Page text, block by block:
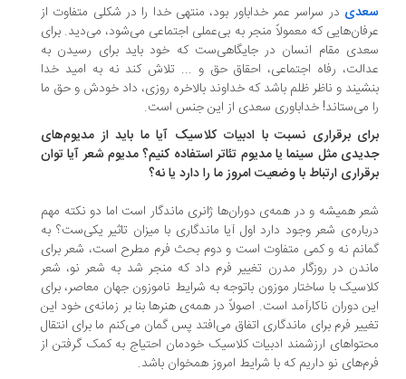
در سراسر عمر خداباور بود، منتهی خدا را در شکلی متفاوت از
که معمولاً منجر به بی‌عملی اجتماعی می‌شود، می‌دید. برای
مقام انسان در جایگاهی‌ست که خود باید برای رسیدن به
رفاه اجتماعی، احقاق حق و ... تلاش کند نه به امید خدا
و ناظر ظلم باشد که خداوند بالاخره روزی، داد خودش و حق ما
می‌ستاند! خداباوری سعدی از این جنس است.
برقراری نسبت با ادبیات کلاسیک آیا ما باید از مدیوم‌های
مثل سینما یا مدیوم تئاتر استفاده کنیم؟ مدیوم شعر آیا توان
ارتباط با وضعیت امروز ما را دارد یا نه؟
همیشه و در همه‌ی دوران‌ها ژانری ماندگار است اما دو نکته مهم
شعر وجود دارد اول آیا ماندگاری با میزان تاثیر یکی‌ست؟ به
نه و کمی متفاوت است و دوم بحث فرم مطرح است، شعر برای
در روزگار مدرن تغییر فرم داد که منجر شد به شعر نو، شعر
با ساختار موزون باتوجه به شرایط ناموزون جهان معاصر، برای
دوران ناکارآمد است. اصولاً در همه‌ی هنرها بنا بر زمانه‌ی خود این
فرم برای ماندگاری اتفاق می‌افتد پس گمان می‌کنم ما برای انتقال
ارزشمند ادبیات کلاسیک خودمان احتیاج به کمک گرفتن از
نو داریم که با شرایط امروز همخوان باشد.